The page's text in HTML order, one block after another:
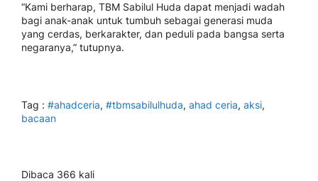
“Kami berharap, TBM Sabilul Huda dapat menjadi wadah
bagi anak-anak untuk tumbuh sebagai generasi muda
yang cerdas, berkarakter, dan peduli pada bangsa serta
negaranya,” tutupnya.
Tag : #ahadceria, #tbmsabilulhuda, ahad ceria, aksi,
bacaan
Dibaca 366 kali